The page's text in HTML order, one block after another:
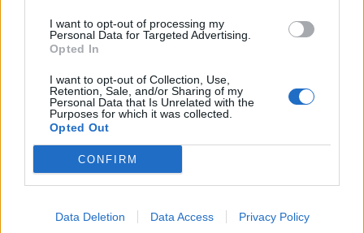
I want to opt-out of processing my
Personal Data for Targeted Advertising.
Opted In
I want to opt-out of Collection, Use,
Retention, Sale, and/or Sharing of my
Personal Data that Is Unrelated with the
Purposes for which it was collected.
Opted Out
CONFIRM
Data Deletion Data Access Privacy Policy
Tagi
W pustyni i w puszczy - opracowanie
powieści W pustyni i w puszczy
Moja przygoda w puszczy ze Stasiem i Nel –
wymyśl i napisz swoją przygodę w pustyni i w
puszczy
Dodaj komentarz